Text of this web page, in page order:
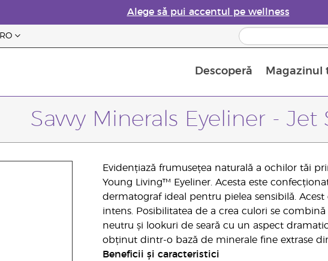
Alege să pui accentul pe wellness
RO
Descoperă Magazinul
Savvy Minerals Eyeliner - Jet
Evidențiază frumusețea naturală a ochilor tăi
Young Living™ Eyeliner. Acesta este
dermatograf ideal pentru pielea sensibilă.
intens. Posibilitatea de a crea culori se
neutru și lookuri de seară cu un aspect
obținut dintr-o bază de minerale fine extrase
Beneficii și caracteristici